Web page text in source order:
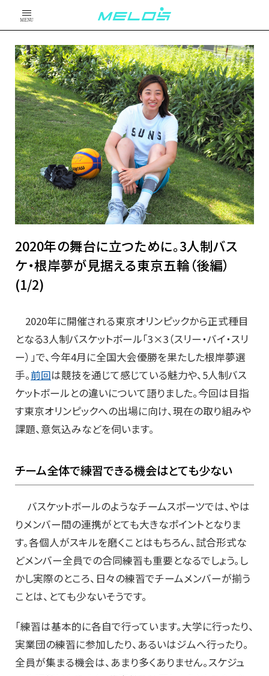
MENU
2020年の舞台に立つために。3人制バス
ケ・根岸夢が見据える東京五輪（後編）
(1/2)
2020年に開催される東京オリンピックから正式種目
となる3人制バスケットボール「3×3（スリー・バイ・スリ
ー）」で、今年4月に全国大会優勝を果たした根岸夢選
手。前回は競技を通じて感じている魅力や、5人制バス
ケットボールとの違いについて語りました。今回は目指
す東京オリンピックへの出場に向け、現在の取り組みや
課題、意気込みなどを伺います。
チーム全体で練習できる機会はとても少ない
バスケットボールのようなチームスポーツでは、やは
りメンバー間の連携がとても大きなポイントとなりま
す。各個人がスキルを磨くことはもちろん、試合形式な
どメンバー全員での合同練習も重要となるでしょう。し
かし実際のところ、日々の練習でチームメンバーが揃う
ことは、とても少ないそうです。
「練習は基本的に各自で行っています。大学に行ったり、
実業団の練習に参加したり、あるいはジムへ行ったり。
全員が集まる機会は、あまり多くありません。スケジュ